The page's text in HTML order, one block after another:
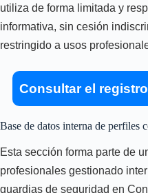
utiliza de forma limitada y
informativa, sin cesión
restringido a usos
Consultar el
Base de datos interna de perfiles
Esta sección forma parte de
profesionales gestionado
guardias de seguridad en